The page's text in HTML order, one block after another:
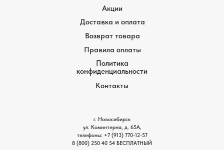
Доставка и оплата
Возврат товара
Акции
Контакты
Правила оплаты
Политика
конфиденциальности
г. Новосибирск
ул. Коминтерна, д. 65А,
телефоны: +7 (913) 770-12-57
8 (800) 250 40 54 БЕСПЛАТНЫЙ